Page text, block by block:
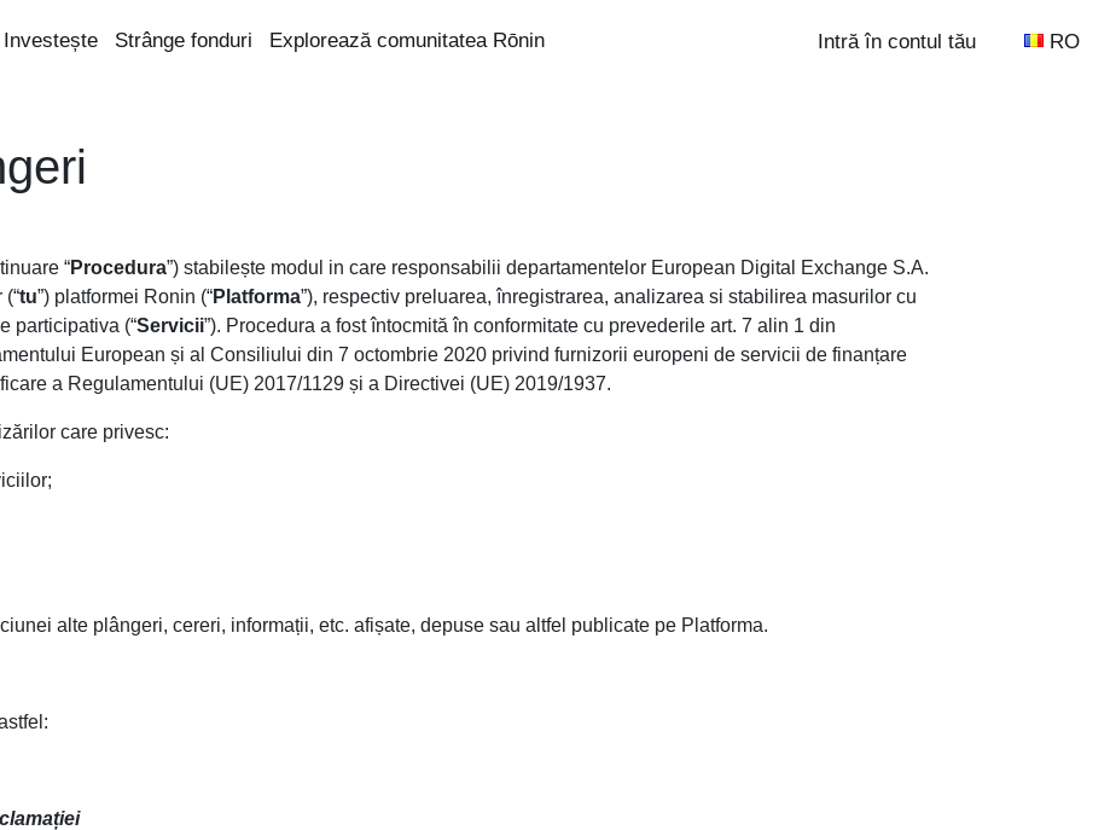
Investește Strânge fonduri Explorează comunitatea Rōnin Intră în contul tău RO
“Procedura”) stabilește modul in care responsabilii departamentelor European Digital Exchange S.A.
tu”) platformei Ronin (“Platforma”), respectiv preluarea, înregistrarea, analizarea si stabilirea masurilor cu
participativa (“Servicii”). Procedura a fost întocmită în conformitate cu prevederile art. 7 alin 1 din
European și al Consiliului din 7 octombrie 2020 privind furnizorii europeni de servicii de finanțare
a Regulamentului (UE) 2017/1129 și a Directivei (UE) 2019/1937.
care privesc:
alte plângeri, cereri, informații, etc. afișate, depuse sau altfel publicate pe Platforma.